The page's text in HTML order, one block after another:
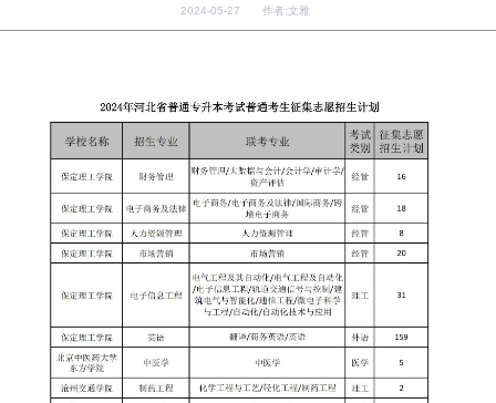
2024-05-27 作者:文雅